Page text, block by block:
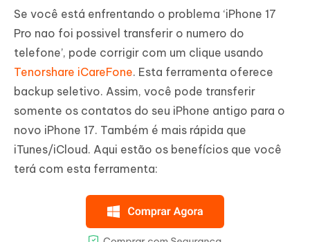
Se você está enfrentando o problema ‘iPhone 17
Pro nao foi possivel transferir o numero do
telefone’, pode corrigir com um clique usando
Tenorshare iCareFone. Esta ferramenta oferece
backup seletivo. Assim, você pode transferir
somente os contatos do seu iPhone antigo para o
novo iPhone 17. Também é mais rápida que
iTunes/iCloud. Aqui estão os benefícios que você
terá com esta ferramenta: